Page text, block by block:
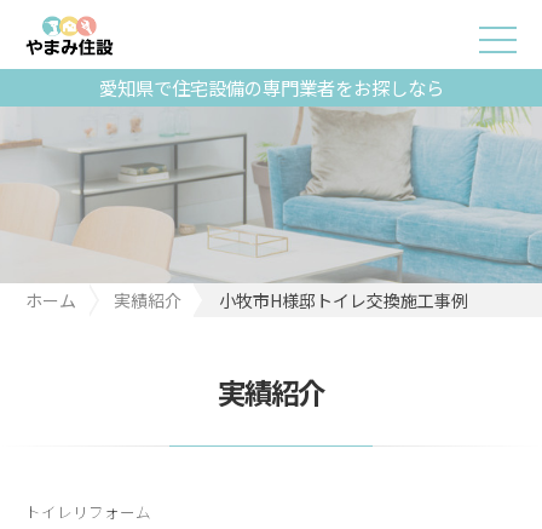
愛知県で住宅設備の専門業者をお探しなら
ホーム 実績紹介 小牧市H様邸トイレ交換施工事例
実績紹介
トイレリフォーム